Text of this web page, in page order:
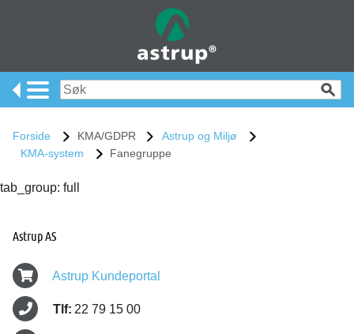
Forside KMA/GDPR
Astrup og Miljø
KMA-system
Fanegruppe
tab_group: full
Astrup AS
Astrup Kundeportal
Tlf: 22 79 15 00